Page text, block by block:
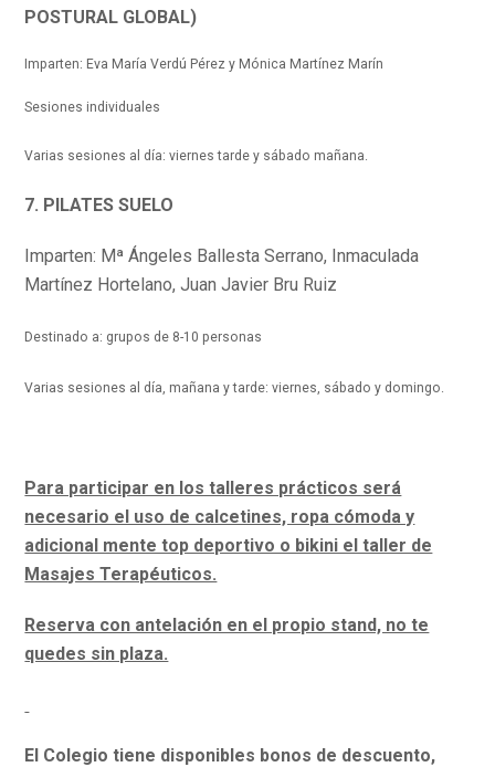
POSTURAL GLOBAL)
Imparten: Eva María Verdú Pérez y Mónica Martínez Marín
Sesiones individuales
Varias sesiones al día: viernes tarde y sábado mañana.
7. PILATES SUELO
Imparten: Mª Ángeles Ballesta Serrano, Inmaculada
Martínez Hortelano, Juan Javier Bru Ruiz
Destinado a: grupos de 8-10 personas
Varias sesiones al día, mañana y tarde: viernes, sábado y domingo.
Para participar en los talleres prácticos será
necesario el uso de calcetines, ropa cómoda y
adicional mente top deportivo o bikini el taller de
Masajes Terapéuticos.
Reserva con antelación en el propio stand, no te
quedes sin plaza.
El Colegio tiene disponibles bonos de descuento,